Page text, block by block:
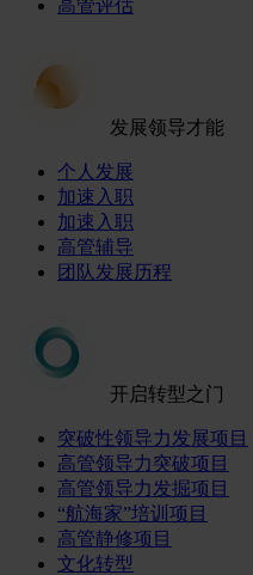
高管评估
发展领导才能
个人发展
加速入职
加速入职
高管辅导
团队发展历程
开启转型之门
突破性领导力发展项目
高管领导力突破项目
高管领导力发掘项目
“航海家”培训项目
高管静修项目
文化转型